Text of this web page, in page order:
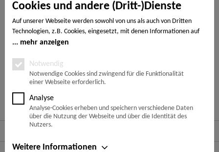
Cookies und andere (Dritt-)Dienste
Auf unserer Webseite werden sowohl von uns als auch von Dritten
Technologien, z.B. Cookies, eingesetzt, mit denen Informationen auf
Ihrem Endgerät gespeichert und/oder von Ihrem Endgerät abgerufen
Notwendige Cookies, Analyse-, Marketing- und Statistik-Cookies. Bei
den notwendigen Cookies handelt es sich um solche, die technisch
notwendig sind, um den von Ihnen gewünschten Dienst
bereitzustellen, die übrigen Cookies werden nur auf Grund einer von
Ihnen erteilten Einwilligung gesetzt. Die Einwilligung ist freiwillig.
Personen, die das 16. Lebensjahr noch nicht vollendet haben,
benötigen die Zustimmung der Sorgeberechtigten. Sie können Ihre
Sie dazu lediglich den Cookie-Banner erneut auf und ändern Sie Ihre
mehr anzeigen
Notwendig
Notwendige Cookies sind zwingend für die Funktionalität
einer Webseite erforderlich.
Analyse
Analyse-Cookies erheben und speichern verschiedene Daten
über die Nutzung der Webseite und über die Identität des
Nutzers.
Weitere Informationen
Beschreibung
Moderne Wohntrends sind frei von üppiger, den Raum
einengender Möblierung. Weniger ist mehr -...
---
Ähnliche Artikel